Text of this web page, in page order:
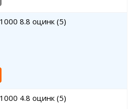
8.8 оцинк (5)
4.8 оцинк (5)